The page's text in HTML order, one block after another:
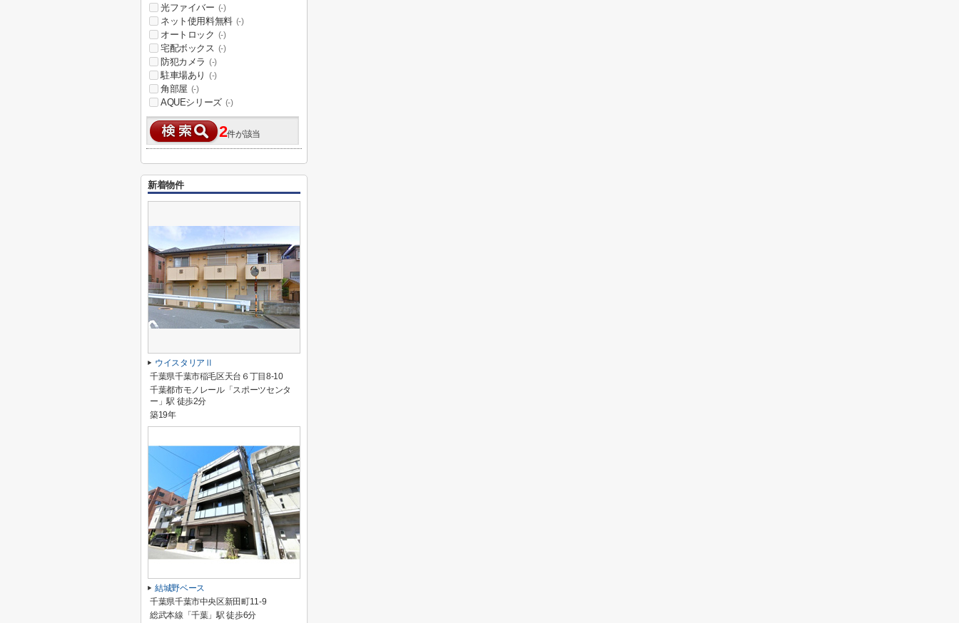
光ファイバー (-)
ネット使用料無料 (-)
オートロック (-)
宅配ボックス (-)
防犯カメラ (-)
駐車場あり (-)
角部屋 (-)
AQUEシリーズ (-)
2件が該当
新着物件
ウイスタリアⅡ
千葉県千葉市稲毛区天台６丁目8-10
千葉都市モノレール「スポーツセンタ
ー」駅 徒歩2分
築19年
結城野ベース
千葉県千葉市中央区新田町11-9
総武本線「千葉」駅 徒歩6分